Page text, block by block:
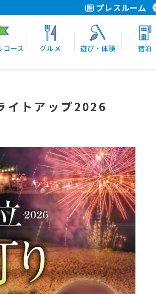
プレスルーム
コース グルメ 遊び・体験 宿泊
イトアップ2026